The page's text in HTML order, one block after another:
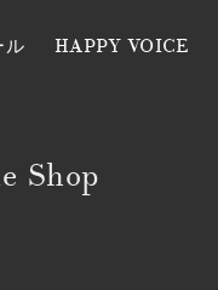
ル HAPPY VOICE
Shop